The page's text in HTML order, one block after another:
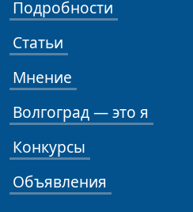
Подробности
Статьи
Мнение
Волгоград — это я
Конкурсы
Объявления